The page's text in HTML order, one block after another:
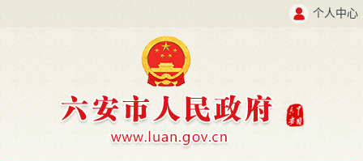
个人中心